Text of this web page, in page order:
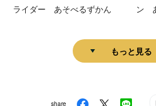
ライダー あそべるずかん
ン
もっと見る
share